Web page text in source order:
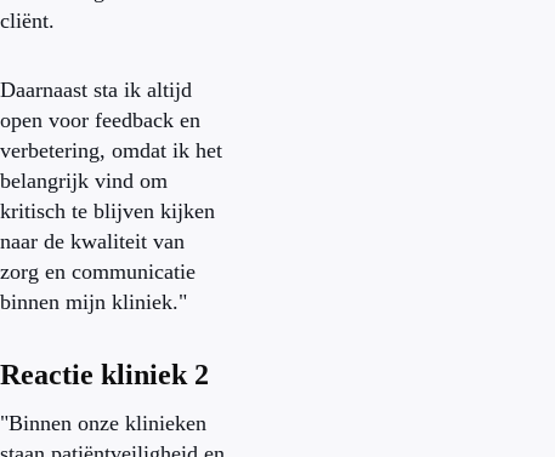
cliënt.
Daarnaast sta ik altijd
open voor feedback en
verbetering, omdat ik het
belangrijk vind om
kritisch te blijven kijken
naar de kwaliteit van
zorg en communicatie
binnen mijn kliniek."
Reactie kliniek 2
"Binnen onze klinieken